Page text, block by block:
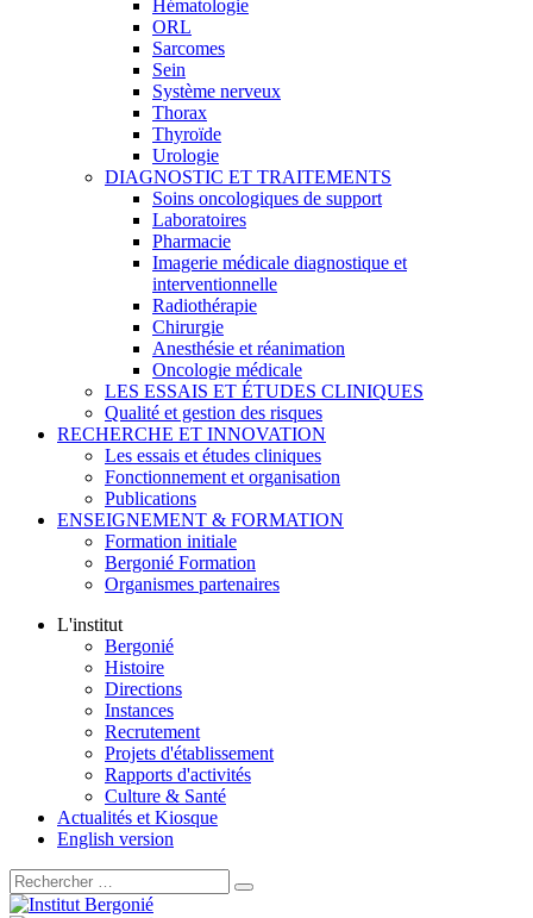
Hématologie
ORL
Sarcomes
Sein
Système nerveux
Thorax
Thyroïde
Urologie
DIAGNOSTIC ET TRAITEMENTS
Soins oncologiques de support
Laboratoires
Pharmacie
Imagerie médicale diagnostique et
interventionnelle
Radiothérapie
Chirurgie
Anesthésie et réanimation
Oncologie médicale
LES ESSAIS ET ÉTUDES CLINIQUES
Qualité et gestion des risques
RECHERCHE ET INNOVATION
Les essais et études cliniques
Fonctionnement et organisation
Publications
ENSEIGNEMENT & FORMATION
Formation initiale
Bergonié Formation
Organismes partenaires
L'institut
Bergonié
Histoire
Directions
Instances
Recrutement
Projets d'établissement
Rapports d'activités
Culture & Santé
Actualités et Kiosque
English version
Rechercher :